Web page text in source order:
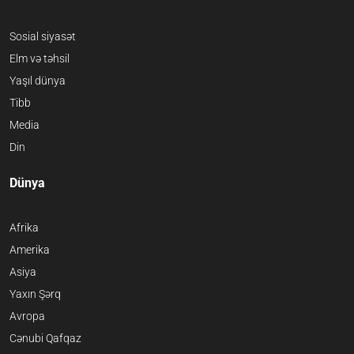
Sosial siyasət
Elm və təhsil
Yaşıl dünya
Tibb
Media
Din
Dünya
Afrika
Amerika
Asiya
Yaxın Şərq
Avropa
Cənubi Qafqaz